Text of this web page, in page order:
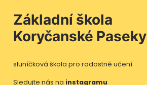
Základní škola
Koryčanské Paseky
sluníčková škola pro radostné učení
Sledujte nás na instagramu